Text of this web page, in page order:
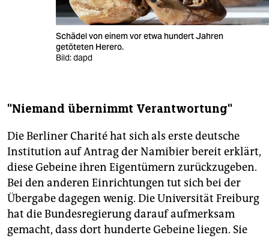
Schädel von einem vor etwa hundert Jahren
getöteten Herero.
Bild: dapd
"Niemand übernimmt Verantwortung"
Die Berliner Charité hat sich als erste deutsche
Institution auf Antrag der Namibier bereit erklärt,
diese Gebeine ihren Eigentümern zurückzugeben.
Bei den anderen Einrichtungen tut sich bei der
Übergabe dagegen wenig. Die Universität Freiburg
hat die Bundesregierung darauf aufmerksam
gemacht, dass dort hunderte Gebeine liegen. Sie